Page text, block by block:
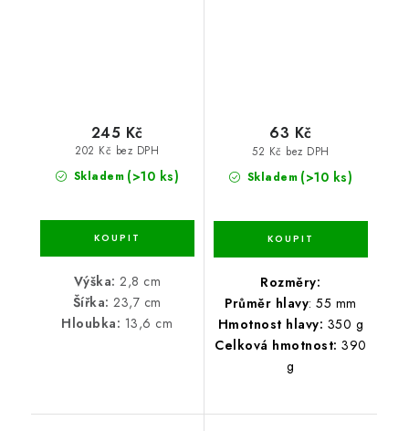
Skladem (>10 ks)
202 Kč bez DPH
245 Kč
Výška: 2,8 cm
Šířka: 23,7 cm
Hloubka: 13,6 cm
Skladem (>10 ks)
52 Kč bez DPH
63 Kč
Rozměry:
Průměr hlavy: 55 mm
Hmotnost hlavy: 350 g
Celková hmotnost: 390
g